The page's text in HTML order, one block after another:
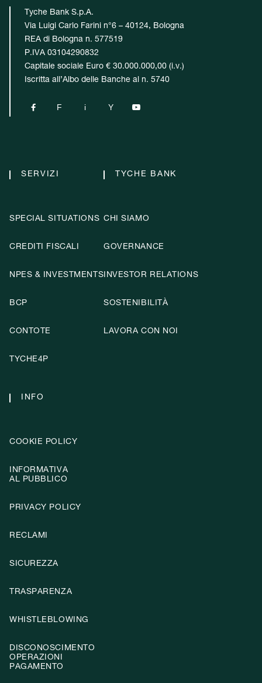
Tyche Bank S.p.A.
Via Luigi Carlo Farini n°6 – 40124, Bologna
REA di Bologna n. 577519
P.IVA 03104290832
Capitale sociale Euro € 30.000.000,00 (i.v.)
Iscritta all’Albo delle Banche al n. 5740
 F i Y 
SERVIZI
SPECIAL SITUATIONS
CREDITI FISCALI
NPES & INVESTMENTS
BCP
CONTOTE
TYCHE4P
TYCHE BANK
CHI SIAMO
GOVERNANCE
INVESTOR RELATIONS
SOSTENIBILITÀ
LAVORA CON NOI
INFO
COOKIE POLICY
INFORMATIVA
AL PUBBLICO
PRIVACY POLICY
RECLAMI
SICUREZZA
TRASPARENZA
WHISTLEBLOWING
DISCONOSCIMENTO
OPERAZIONI
PAGAMENTO